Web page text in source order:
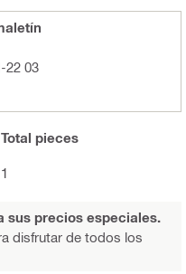
22 03
Total pieces
1
sus precios especiales.
disfrutar de todos los